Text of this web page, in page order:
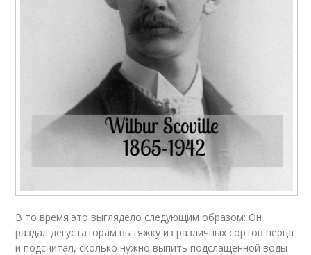
В то время это выглядело следующим образом: Он
раздал дегустаторам вытяжку из различных сортов перца
и подсчитал, сколько нужно выпить подслащенной воды